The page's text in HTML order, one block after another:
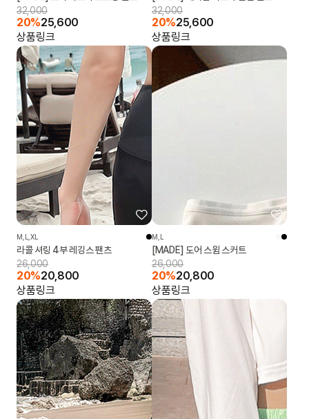
32,000
20%25,600
상품링크
32,000
20%25,600
상품링크
M,L,XL
라콜 셔링 4부 레깅스 팬츠
26,000
20%20,800
상품링크
M,L
[MADE] 도어 스윔 스커트
26,000
20%20,800
상품링크